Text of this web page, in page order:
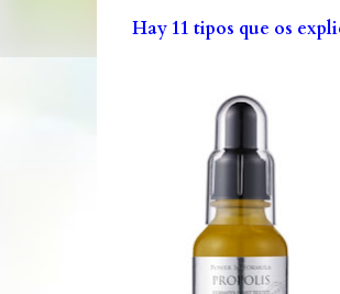
Hay 11 tipos que os